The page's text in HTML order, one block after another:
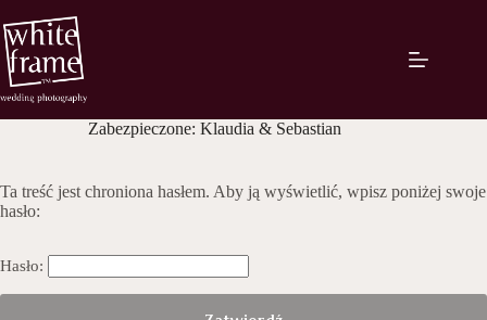
do
treści
Zabezpieczone: Klaudia & Sebastian
Ta treść jest chroniona hasłem. Aby ją wyświetlić, wpisz poniżej swoje
hasło:
Hasło: